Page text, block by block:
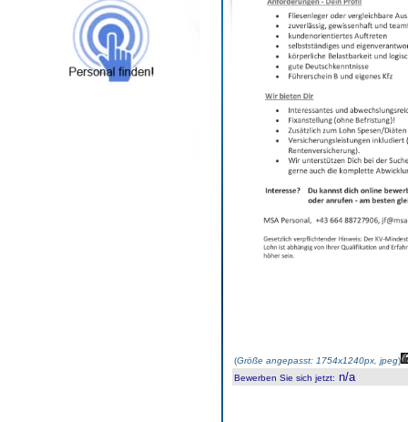
(Größe angepasst: 1754x1240px, jpeg)
Bewerben Sie sich jetzt: n/a